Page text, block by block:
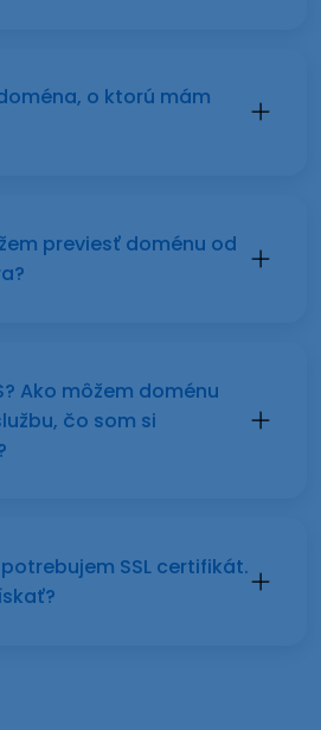
o ktorú mám
previesť doménu od
Ako môžem doménu
čo som si
SSL certifikát.